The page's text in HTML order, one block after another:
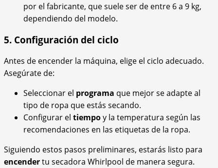
por el fabricante, que suele ser de entre 6 a 9 kg,
dependiendo del modelo.
5. Configuración del ciclo
Antes de encender la máquina, elige el ciclo adecuado.
Asegúrate de:
Seleccionar el programa que mejor se adapte al
tipo de ropa que estás secando.
Configurar el tiempoy la temperatura según las
recomendaciones en las etiquetas de la ropa.
Siguiendo estos pasos preliminares, estarás listo para
encendertu secadora Whirlpool de manera segura.